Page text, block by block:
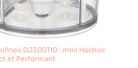
DJ300110 : mini Hachoir
et Performant